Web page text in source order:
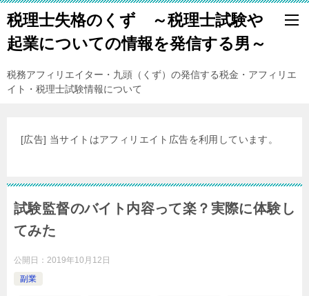
税理士失格のくず ～税理士試験や
起業についての情報を発信する男～
税務アフィリエイター・九頭（くず）の発信する税金・アフィリエ
イト・税理士試験情報について
[広告] 当サイトはアフィリエイト広告を利用しています。
試験監督のバイト内容って楽？実際に体験し
てみた
公開日： 2019年10月12日
副業